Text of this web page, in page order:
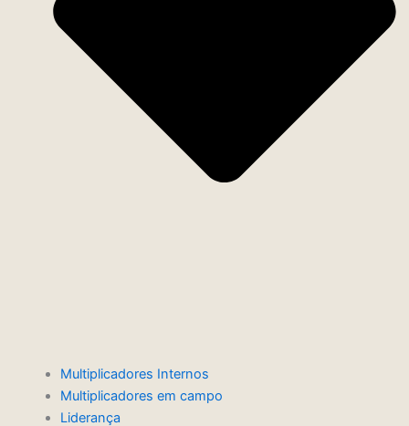
Multiplicadores Internos
Multiplicadores em campo
Liderança